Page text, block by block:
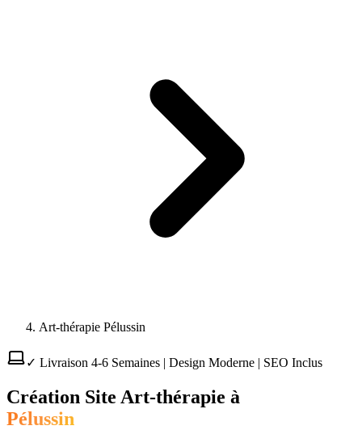
Art-thérapie Pélussin
✓ Livraison 4-6 Semaines | Design Moderne | SEO Inclus
Création Site Art-thérapie à
Pélussin